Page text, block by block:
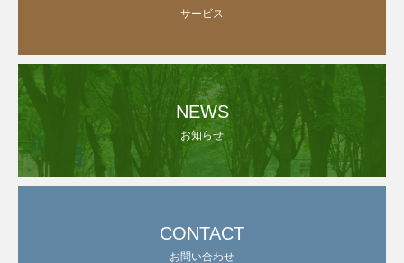
サービス
NEWS
お知らせ
CONTACT
お問い合わせ